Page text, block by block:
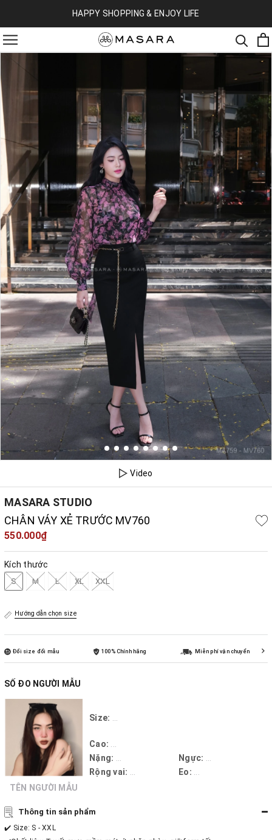
HAPPY SHOPPING & ENJOY LIFE
Video
MASARA STUDIO
CHÂN VÁY XẺ TRƯỚC MV760
550.000₫
Kích thước
S M L XL XXL
Hướng dẫn chọn size
Đổi size đổi mẫu 100% Chính hãng Miễn phí vận chuyển
SỐ ĐO NGƯỜI MẪU
TÊN NGƯỜI MẪU
Size:
Cao:
Nặng:
Ngực:
Rộng vai:
Eo:
Thông tin sản phẩm
✔️ Size: S - XXL